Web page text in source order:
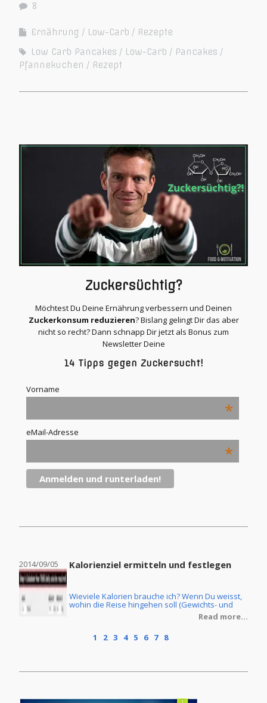
8
Ernährung Low-Carb
Rezepte
Low Carb Pancakes
Low-Carb
Pancakes
Pfannekuchen
Rezept
Zuckersüchtig?
Möchtest Du Deine Ernährung verbessern und Deinen
Zuckerkonsum reduzieren? Bislang gelingt Dir das aber
nicht so recht? Dann schnapp Dir jetzt als Bonus zum
Newsletter Deine
14 Tipps gegen Zuckersucht!
Vorname
*
eMail-Adresse
*
2014/09/05 Kalorienziel ermitteln und festlegen
Wieviele Kalorien brauche ich? Wenn Du weisst,
wohin die Reise hingehen soll (Gewichts- und
Körperfettreduzierung oder Masseaufbau) und
Du ebenfalls die Ernährungsform Deiner Wahl
Frage, wie Du denn Dein individuelles
Read more...
1 2 3 4 5 6 7 8